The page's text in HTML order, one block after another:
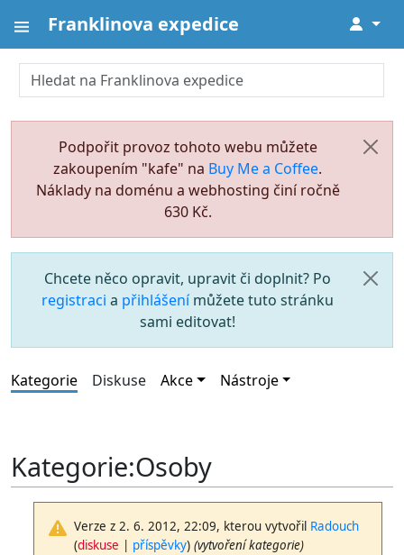
Franklinova expedice ↓
Podpořit provoz tohoto webu můžete
zakoupením "kafe" na Buy Me a Coffee.
Náklady na doménu a webhosting činí ročně
630 Kč.
Chcete něco opravit, upravit či doplnit? Po
registraci a přihlášenímůžete tuto stránku
sami editovat!
Kategorie Diskuse Akce Nástroje
Kategorie:Osoby
Verze z 2. 6. 2012, 22:09, kterou vytvořil Radouch
(diskuse | příspěvky) (vytvoření kategorie)